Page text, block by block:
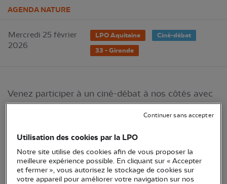
AGENDA NATURE
Mercredi 25 février
2026
LPO Aquitaine
Ciné-débat
33 - Gironde
Venez participer à un ciné-débat à nos côtés avec
le filmVoisins sauvages!
documentaire capture les instants de vie de la
nature en ville. Des pigeons jusqu'aux faucons
pèlerins, l'environnement urbain à parfois plus que
ce que l'on croit à nous offrir, si on ouvre les yeux...
Utilisation des cookies par la LPO
Notre site utilise des cookies afin de vous proposer la
meilleure expérience possible. En cliquant sur « Accepter
et fermer », vous autorisez le stockage de cookies sur
votre appareil pour améliorer votre navigation sur nos
Continuer sans accepter